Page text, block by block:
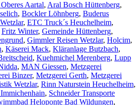
Aartal, Aral Bosch Hüttenberg,
, Bockler Löhnberg, Buderus
, ETC Truck´s Heuchelheim,
Fritz Winter, Gemeinde Hüttenberg,
, Gimmler Reisen Wetzlar, Holcim,
, Käserei Mack, Kläranlage Butzbach,
, Kuehmichel Merenberg, Lupp
, MAN Giessen, Metzgerei
Binzer, Metzgerei Gerth, Metzgerei
Wetzlar, Rinn Naturstein Heuchelheim,
, Schneider Transporte
Heloponte Bad Wildungen,